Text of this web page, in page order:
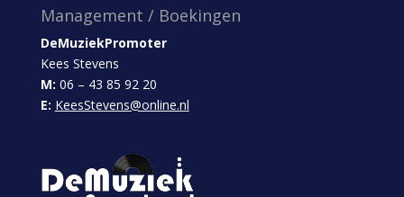
Management / Boekingen
DeMuziekPromoter
Kees Stevens
M: 06 – 43 85 92 20
E: KeesStevens@online.nl